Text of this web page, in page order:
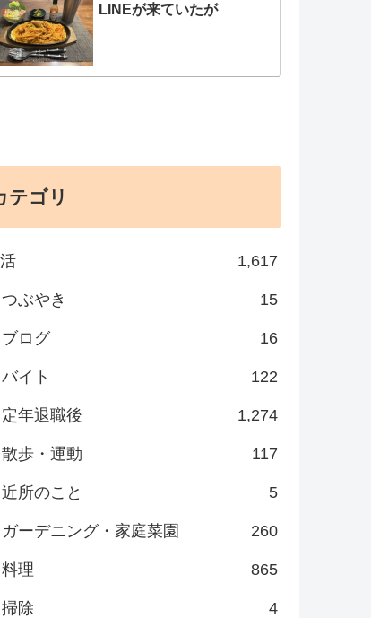
LINEが来ていたが
テゴリ
1,617
つぶやき 15
ブログ 16
バイト 122
定年退職後 1,274
散歩・運動 117
近所のこと 5
ガーデニング・家庭菜園 260
料理 865
掃除 4